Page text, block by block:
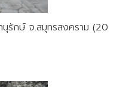
รักษ์ จ.สมุทรสงคราม (20